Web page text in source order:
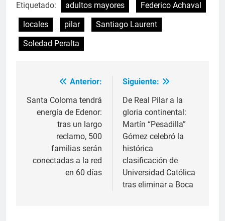
Etiquetado: adultos mayores
Federico Achaval
locales
pilar
Santiago Laurent
Soledad Peralta
Anterior:
Santa Coloma tendrá
energía de Edenor:
tras un largo
reclamo, 500
familias serán
conectadas a la red
en 60 días
Siguiente:
De Real Pilar a la
gloria continental:
Martín “Pesadilla”
Gómez celebró la
histórica
clasificación de
Universidad Católica
tras eliminar a Boca